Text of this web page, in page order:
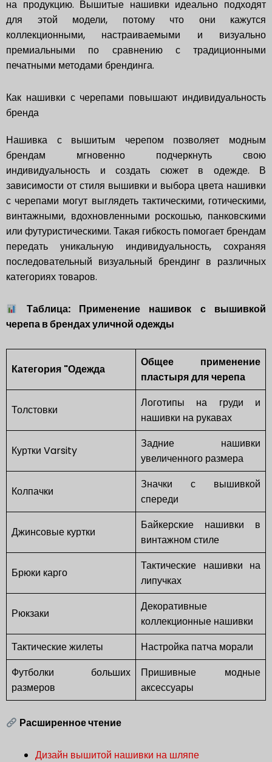
на продукцию. Вышитые нашивки идеально подходят
для этой модели, потому что они кажутся
коллекционными, настраиваемыми и визуально
премиальными по сравнению с традиционными
печатными методами брендинга.
Как нашивки с черепами повышают индивидуальность
бренда
Нашивка с вышитым черепом позволяет модным
брендам мгновенно подчеркнуть свою
индивидуальность и создать сюжет в одежде. В
зависимости от стиля вышивки и выбора цвета нашивки
с черепами могут выглядеть тактическими, готическими,
винтажными, вдохновленными роскошью, панковскими
или футуристическими. Такая гибкость помогает брендам
передать уникальную индивидуальность, сохраняя
последовательный визуальный брендинг в различных
категориях товаров.
Таблица: Применение нашивок с вышивкой
черепа в брендах уличной одежды
Категория "Одежда
Общее применение
пластыря для черепа
Толстовки
Логотипы на груди и
нашивки на рукавах
Куртки Varsity
Задние нашивки
увеличенного размера
Колпачки
Значки с вышивкой
спереди
Джинсовые куртки
Байкерские нашивки в
винтажном стиле
Брюки карго
Тактические нашивки на
липучках
Рюкзаки
Декоративные
коллекционные нашивки
Тактические жилеты
Настройка патча морали
Футболки больших
размеров
Пришивные модные
аксессуары
Расширенное чтение
Дизайн вышитой нашивки на шляпе